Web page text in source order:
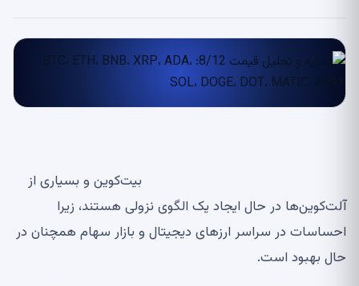
بیت‌کوین و بسیاری از
آلت‌کوین‌ها در حال ایجاد یک الگوی نزولی هستند، زیرا
احساسات در سراسر ارزهای دیجیتال و بازار سهام همچنان در
حال بهبود است.